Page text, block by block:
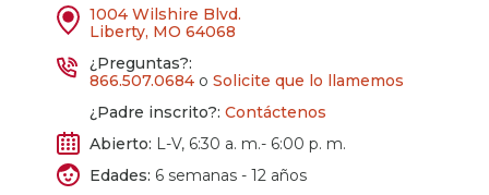
1004 Wilshire Blvd.
Liberty, MO 64068
¿Preguntas?:
866.507.0684 o Solicite que lo llamemos
¿Padre inscrito?: Contáctenos
Abierto: L-V, 6:30 a. m.- 6:00 p. m.
Edades: 6 semanas - 12 años